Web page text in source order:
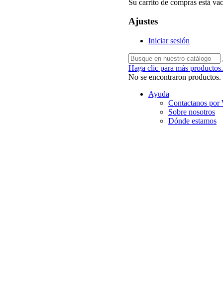
Su carrito de compras está
Ajustes
Iniciar sesión
Haga clic para más productos.
No se encontraron productos.
Ayuda
Contactanos por
Sobre nosotros
Dónde estamos